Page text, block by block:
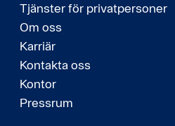
Tjänster för privatpersoner
Om oss
Karriär
Kontakta oss
Kontor
Pressrum